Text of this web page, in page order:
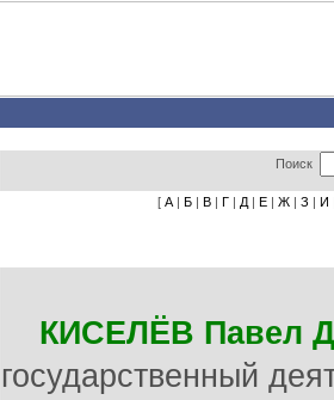
Поиск
[ А | Б | В | Г | Д | Е | Ж | З | И
КИСЕЛЁВ Павел
государственный